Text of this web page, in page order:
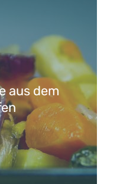
aus dem